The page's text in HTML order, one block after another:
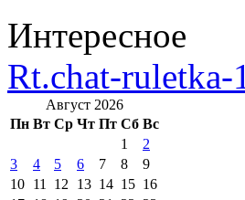
Интересное
Rt.chat-ruletka-
Август 2026
Пн Вт Ср Чт Пт Сб Вс
1
2
3
4 5 6 7 8
9
10 11 12 13 14 15 16